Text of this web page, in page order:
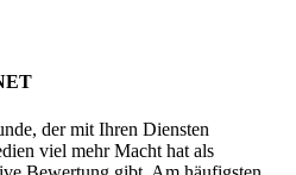
der mit Ihren Diensten
viel mehr Macht hat als